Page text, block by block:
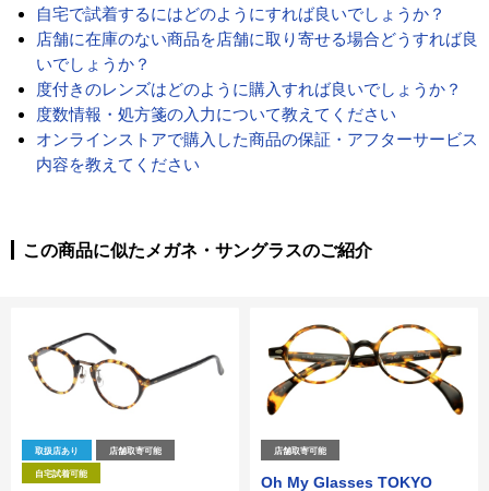
自宅で試着するにはどのようにすれば良いでしょうか？
店舗に在庫のない商品を店舗に取り寄せる場合どうすれば良
いでしょうか？
度付きのレンズはどのように購入すれば良いでしょうか？
度数情報・処方箋の入力について教えてください
オンラインストアで購入した商品の保証・アフターサービス
内容を教えてください
この商品に似たメガネ・サングラスのご紹介
取扱店あり 店舗取寄可能
自宅試着可能
店舗取寄可能
Oh My Glasses TOKYO